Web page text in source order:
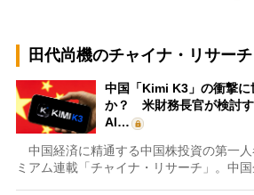
田代尚機のチャイナ・リサーチ
中国「Kimi K3」の衝撃に
か？ 米財務長官が検討す
AI…
中国経済に精通する中国株投資の第一
ミアム連載「チャイナ・リサーチ」。中国